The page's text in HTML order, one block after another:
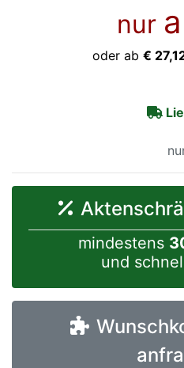
nur
oder ab €
mindestens
und